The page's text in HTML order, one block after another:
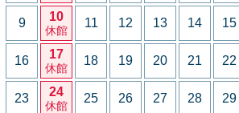
9 10
休館
11 12 13 14 15
16 17
休館
18 19 20 21 22
23 24
休館
25 26 27 28 29